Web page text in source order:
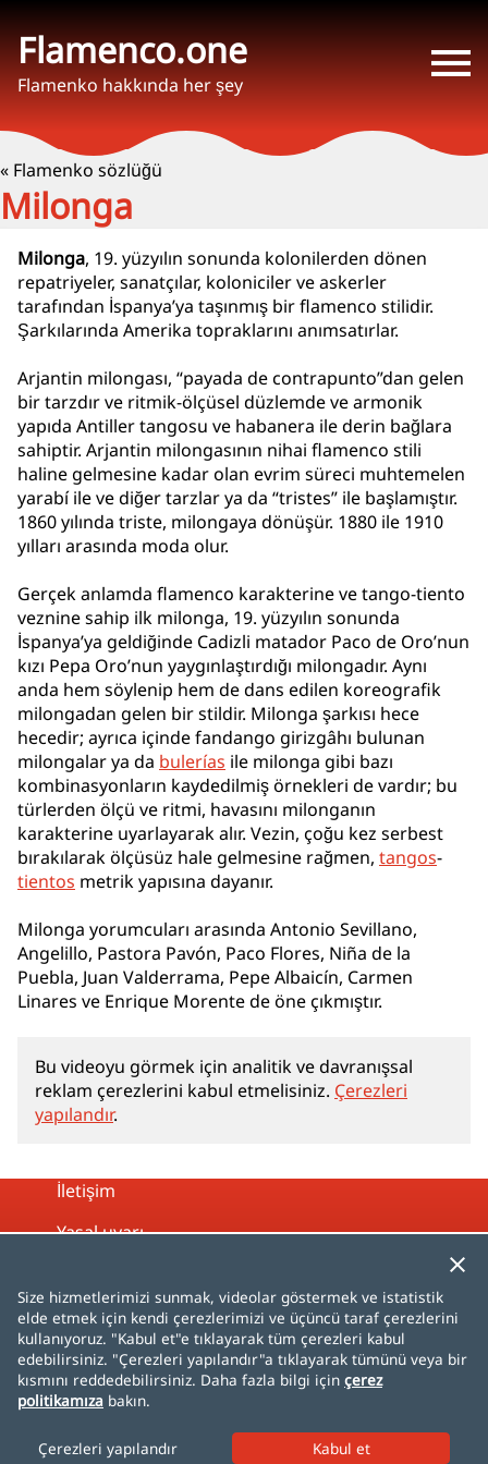
Flamenco.one
Flamenko hakkında her şey
« Flamenko sözlüğü
Milonga
Milonga, 19. yüzyılın sonunda kolonilerden dönen
repatriyeler, sanatçılar, koloniciler ve askerler
tarafından İspanya’ya taşınmış bir flamenco stilidir.
Şarkılarında Amerika topraklarını anımsatırlar.
Arjantin milongası, “payada de contrapunto”dan gelen
bir tarzdır ve ritmik-ölçüsel düzlemde ve armonik
yapıda Antiller tangosu ve habanera ile derin bağlara
sahiptir. Arjantin milongasının nihai flamenco stili
haline gelmesine kadar olan evrim süreci muhtemelen
yarabí ile ve diğer tarzlar ya da “tristes” ile başlamıştır.
1860 yılında triste, milongaya dönüşür. 1880 ile 1910
yılları arasında moda olur.
Gerçek anlamda flamenco karakterine ve tango-tiento
veznine sahip ilk milonga, 19. yüzyılın sonunda
İspanya’ya geldiğinde Cadizli matador Paco de Oro’nun
kızı Pepa Oro’nun yaygınlaştırdığı milongadır. Aynı
anda hem söylenip hem de dans edilen koreografik
milongadan gelen bir stildir. Milonga şarkısı hece
hecedir; ayrıca içinde fandango girizgâhı bulunan
milongalar ya da bulerías ile milonga gibi bazı
kombinasyonların kaydedilmiş örnekleri de vardır; bu
türlerden ölçü ve ritmi, havasını milonganın
karakterine uyarlayarak alır. Vezin, çoğu kez serbest
bırakılarak ölçüsüz hale gelmesine rağmen, tangos-
tientos metrik yapısına dayanır.
Milonga yorumcuları arasında Antonio Sevillano,
Angelillo, Pastora Pavón, Paco Flores, Niña de la
Puebla, Juan Valderrama, Pepe Albaicín, Carmen
Linares ve Enrique Morente de öne çıkmıştır.
Bu videoyu görmek için analitik ve davranışsal
reklam çerezlerini kabul etmelisiniz. Çerezleri
yapılandır.
İletişim
Yasal uyarı
Çerez politikası
Site haritası
ItalianoPortuguêsčeštinadanskNederlands
norskpolskiromână 日本語한국어Türkçe
Size hizmetlerimizi sunmak, videolar göstermek ve istatistik
elde etmek için kendi çerezlerimizi ve üçüncü taraf çerezlerini
kullanıyoruz. "Kabul et"e tıklayarak tüm çerezleri kabul
edebilirsiniz. "Çerezleri yapılandır"a tıklayarak tümünü veya bir
kısmını reddedebilirsiniz. Daha fazla bilgi için çerez
politikamıza bakın.
Çerezleri yapılandır